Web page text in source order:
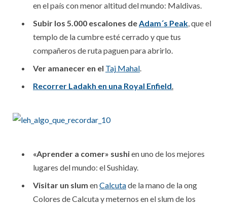
en el país con menor altitud del mundo: Maldivas.
Subir los 5.000 escalones deAdam´s Peak, que el
templo de la cumbre esté cerrado y que tus
compañeros de ruta paguen para abrirlo.
Ver amanecer en el Taj Mahal.
Recorrer Ladakh en una Royal Enfield.
«Aprender a comer» sushien uno de los mejores
lugares del mundo: el Sushiday.
Visitar un slum enCalcutade la mano de la ong
Colores de Calcuta y meternos en el slum de los